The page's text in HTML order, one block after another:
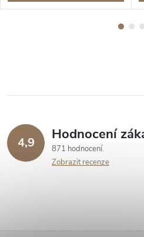
4,9 Hodnocení
871 hodnocení
Zobrazit recenze